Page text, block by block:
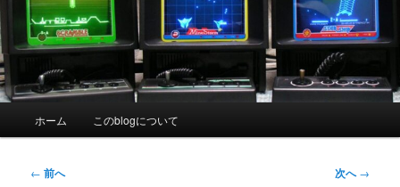
ホーム このblogについて
投
← 前へ 次へ→